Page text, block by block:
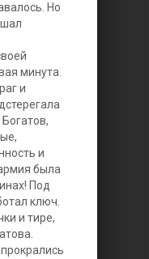
Но
минута.
и
и
была
Под
ключ.
и тире,